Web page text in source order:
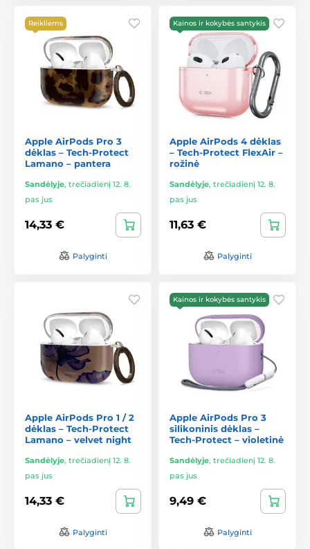
Reikliems
Apple AirPods Pro 3
dėklas – Tech-Protect
Lamano – pantera
Sandėlyje, trečiadienį 12. 8.
pas jus
14,33 €
Palyginti
Kainos ir kokybės santykis
Apple AirPods 4 dėklas
– Tech-Protect FlexAir –
rožinė
Sandėlyje, trečiadienį 12. 8.
pas jus
11,63 €
Palyginti
Apple AirPods Pro 1 / 2
dėklas – Tech-Protect
Lamano – velvet night
Sandėlyje, trečiadienį 12. 8.
pas jus
14,33 €
Palyginti
Kainos ir kokybės santykis
Apple AirPods Pro 3
silikoninis dėklas –
Tech-Protect – violetinė
Sandėlyje, trečiadienį 12. 8.
pas jus
9,49 €
Palyginti